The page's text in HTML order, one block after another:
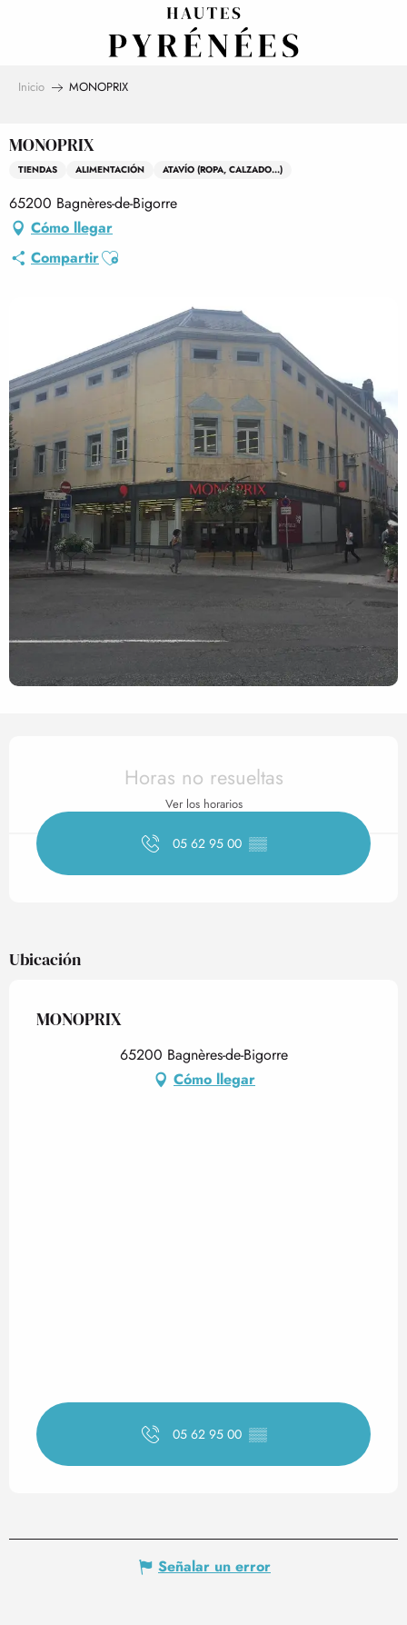
Inicio MONOPRIX
MONOPRIX
TIENDAS ALIMENTACIÓN ATAVÍO (ROPA, CALZADO...)
65200 Bagnères-de-Bigorre
Cómo llegar
CompartirAjouter aux favoris
Horarios y datos de
Horas no resueltas
Ver los horarios
05 62 95 00 ▒▒
Ubicación
MONOPRIX
65200 Bagnères-de-Bigorre
Cómo llegar
05 62 95 00 ▒▒
Señalar un error